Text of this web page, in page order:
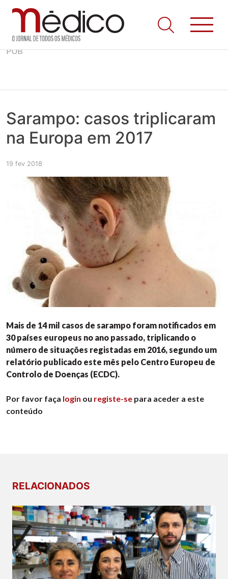
Skip
to
Jornal Médico
Médico – O Jornal de Todos os Médicos. Onde as notícias
PUB
Sarampo: casos triplicaram
na Europa em 2017
19 fev 2018
Mais de 14 mil casos de sarampo foram notificados em
30 países europeus no ano passado, triplicando o
número de situações registadas em 2016, segundo um
relatório publicado este mês pelo Centro Europeu de
Controlo de Doenças (ECDC).
Por favor faça login ou registe-se para aceder a este
conteúdo
RELACIONADOS